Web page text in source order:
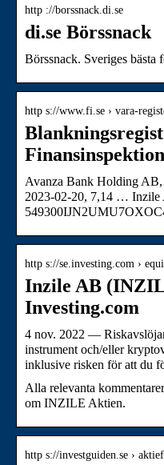
http ://borssnack.di.se
di.se Börssnack
Börssnack. Sveriges bästa
http s://www.fi.se › vara-
Avanza Bank Holding
2023-02-20, 7,14 … Inzile
http s://se.investing.com ›
Inzile AB
Investing.com
4 nov. 2022 —
instrument och/eller
inklusive risken för att du
Alla relevanta
om INZILE Aktien.
http s://investguiden.se ›